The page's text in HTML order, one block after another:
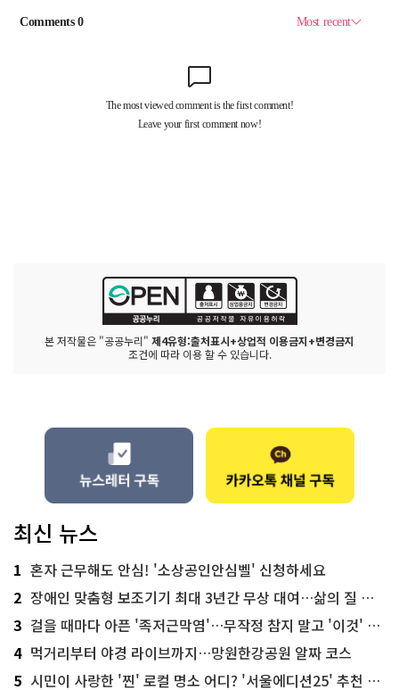
본 저작물은 "공공누리" 제4유형:출처표시+상업적 이용금지+변경금지
조건에 따라 이용 할 수 있습니다.
최신 뉴스
1 혼자 근무해도 안심! '소상공인안심벨' 신청하세요
2 장애인 맞춤형 보조기기 최대 3년간 무상 대여…삶의 질 높인다
3 걸을 때마다 아픈 '족저근막염'…무작정 참지 말고 '이것' 해보세요!
4 먹거리부터 야경 라이브까지…망원한강공원 알짜 코스
5 시민이 사랑한 '찐' 로컬 명소 어디? '서울에디션25' 추천 코스